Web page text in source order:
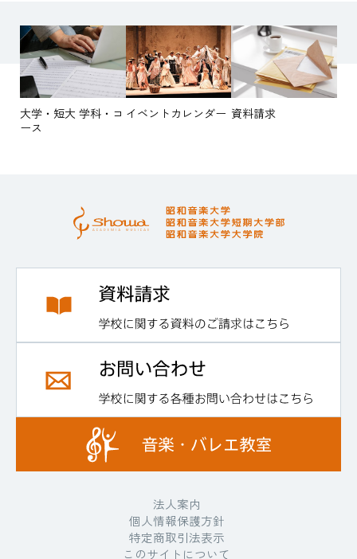
大学・短大 学科・コ
ース
イベントカレンダー 資料請求
法人案内
個人情報保護方針
特定商取引法表示
このサイトについて